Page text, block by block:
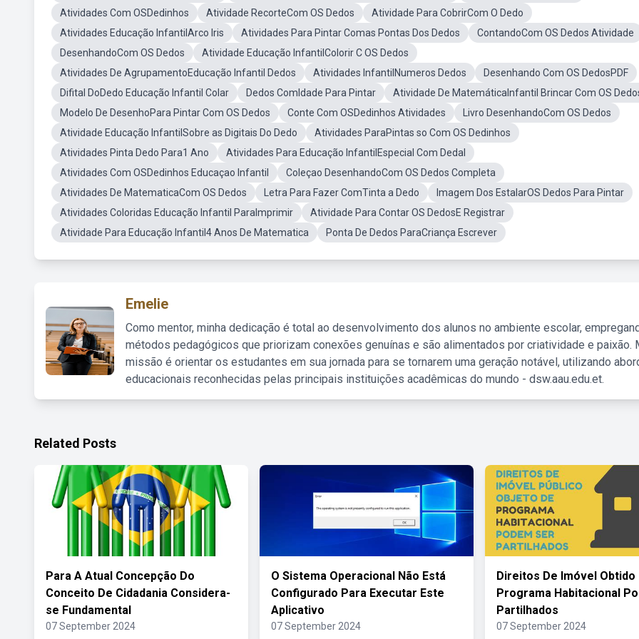
Atividades Com OSDedinhos Atividade RecorteCom OS Dedos
Atividade Para CobrirCom O Dedo
Atividades Educação InfantilArco Iris
Atividades Para Pintar Comas Pontas Dos Dedos
ContandoCom OS Dedos Atividade
DesenhandoCom OS Dedos
Atividade Educação InfantilColorir C OS Dedos
Atividades De AgrupamentoEducação Infantil Dedos
Atividades InfantilNumeros Dedos
Desenhando Com OS DedosPDF
Difital DoDedo Educação Infantil Colar
Dedos ComIdade Para Pintar
Atividade De MatemáticaInfantil Brincar Com OS
Modelo De DesenhoPara Pintar Com OS Dedos
Conte Com OSDedinhos Atividades
Livro DesenhandoCom OS Dedos
Atividade Educação InfantilSobre as Digitais Do Dedo
Atividades ParaPintas so Com OS Dedinhos
Atividades Pinta Dedo Para1 Ano
Atividades Para Educação InfantilEspecial Com Dedal
Atividades Com OSDedinhos Educaçao Infantil
Coleçao DesenhandoCom OS Dedos Completa
Atividades De MatematicaCom OS Dedos
Letra Para Fazer ComTinta a Dedo
Imagem Dos EstalarOS Dedos Para Pintar
Atividades Coloridas Educação Infantil ParaImprimir
Atividade Para Contar OS DedosE Registrar
Atividade Para Educação Infantil4 Anos De Matematica
Ponta De Dedos ParaCriança Escrever
Emelie
Como mentor, minha dedicação é total ao desenvolvimento dos alunos no ambiente escolar,
métodos pedagógicos que priorizam conexões genuínas e são alimentados por criatividade e paixão.
missão é orientar os estudantes em sua jornada para se tornarem uma geração notável, utilizando
educacionais reconhecidas pelas principais instituições acadêmicas do mundo - dsw.aau.edu.et.
Related Posts
Para A Atual Concepção Do
Conceito De Cidadania Considera-
se Fundamental
07 September 2024
O Sistema Operacional Não Está
Configurado Para Executar Este
Aplicativo
07 September 2024
Direitos De Imóvel Obtido
Programa Habitacional
Partilhados
07 September 2024